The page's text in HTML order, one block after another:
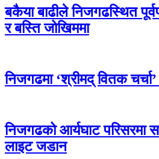
बकैया बाढीले निजगढस्थित
र बस्ति जोखिममा
निजगढमा ‘श्रीमद् वितक
निजगढको आर्यघाट परिसरमा
लाइट जडान